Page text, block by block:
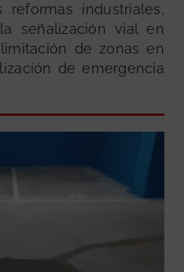
industriales,
señalización vial en
de zonas en
de emergencia